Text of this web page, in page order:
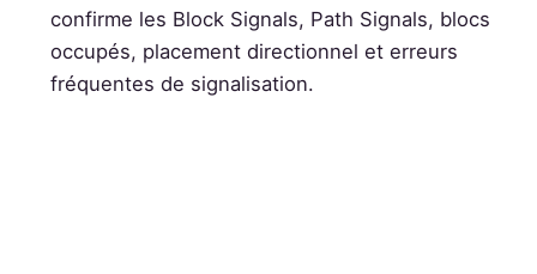
confirme les Block Signals, Path Signals, blocs
occupés, placement directionnel et erreurs
fréquentes de signalisation.